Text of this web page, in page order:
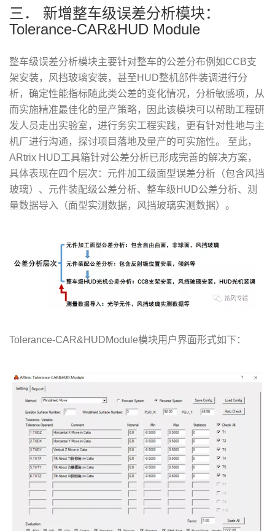
三． 新增整车级误差分析模块：
Tolerance-CAR&HUD Module
整车级误差分析模块主要针对整车的公差分布例如CCB支
架安装，风挡玻璃安装，甚至HUD整机部件装调进行分
析，确定性能指标随此类公差的变化情况，分析敏感项，从
而实施精准最佳化的量产策略，因此该模块可以帮助工程研
发人员走出实验室，进行务实工程实践，更有针对性地与主
机厂进行沟通，探讨项目落地及量产的可实施性。 至此，
ARtrix HUD工具箱针对公差分析已形成完善的解决方案，
具体表现在四个层次：元件加工级面型误差分析（包含风挡
玻璃）、元件装配级公差分析、整车级HUD公差分析、测
量数据导入（面型实测数据，风挡玻璃实测数据）。
Tolerance-CAR&HUDModule模块用户界面形式如下：